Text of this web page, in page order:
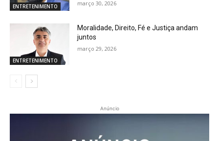
ENTRETENIMENTO março 30, 2026
ENTRETENIMENTO
Moralidade, Direito, Fé e Justiça andam
juntos
março 29, 2026
Anúncio